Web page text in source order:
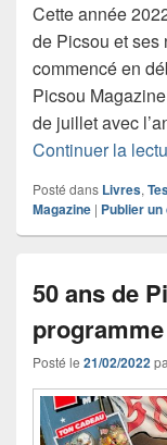
Cette année
de Picsou et ses
commencé en
Picsou
de juillet avec
Continuer la
Posté dans Livres,
Magazine | Publier
50 ans de
Posté le 21/02/2022